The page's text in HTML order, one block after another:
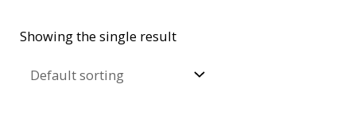
Showing the single result